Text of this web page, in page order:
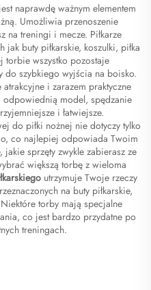
naprawdę ważnym elementem
Umożliwia przenoszenie
na treningi i mecze. Piłkarze
buty piłkarskie, koszulki, piłka
wszystko pozostaje
do szybkiego wyjścia na boisko.
i zarazem praktyczne
model, spędzanie
i łatwiejsze.
do piłki nożnej nie dotyczy tylko
co najlepiej odpowiada Twoim
sprzęty zwykle zabierasz ze
większą torbę z wieloma
utrzymuje Twoje rzeczy
na buty piłkarskie,
torby mają specjalne
co jest bardzo przydatne po
treningach.